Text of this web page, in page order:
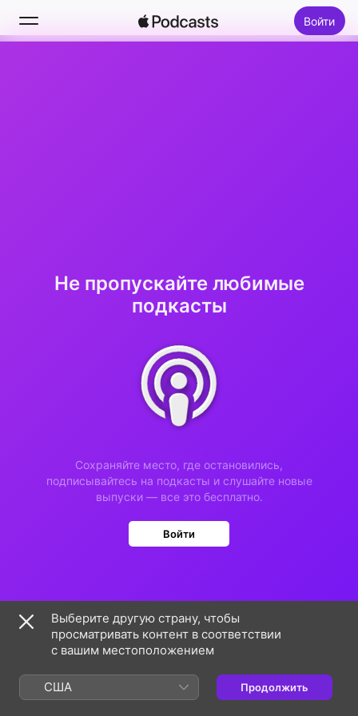
Войти
Не пропускайте любимые
подкасты
Сохраняйте место, где остановились,
подписывайтесь на подкасты и слушайте новые
выпуски — все это бесплатно.
Войти
Выберите другую страну, чтобы
просматривать контент в соответствии
с вашим местоположением
США Продолжить